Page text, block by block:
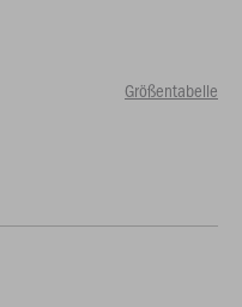
Größentabelle